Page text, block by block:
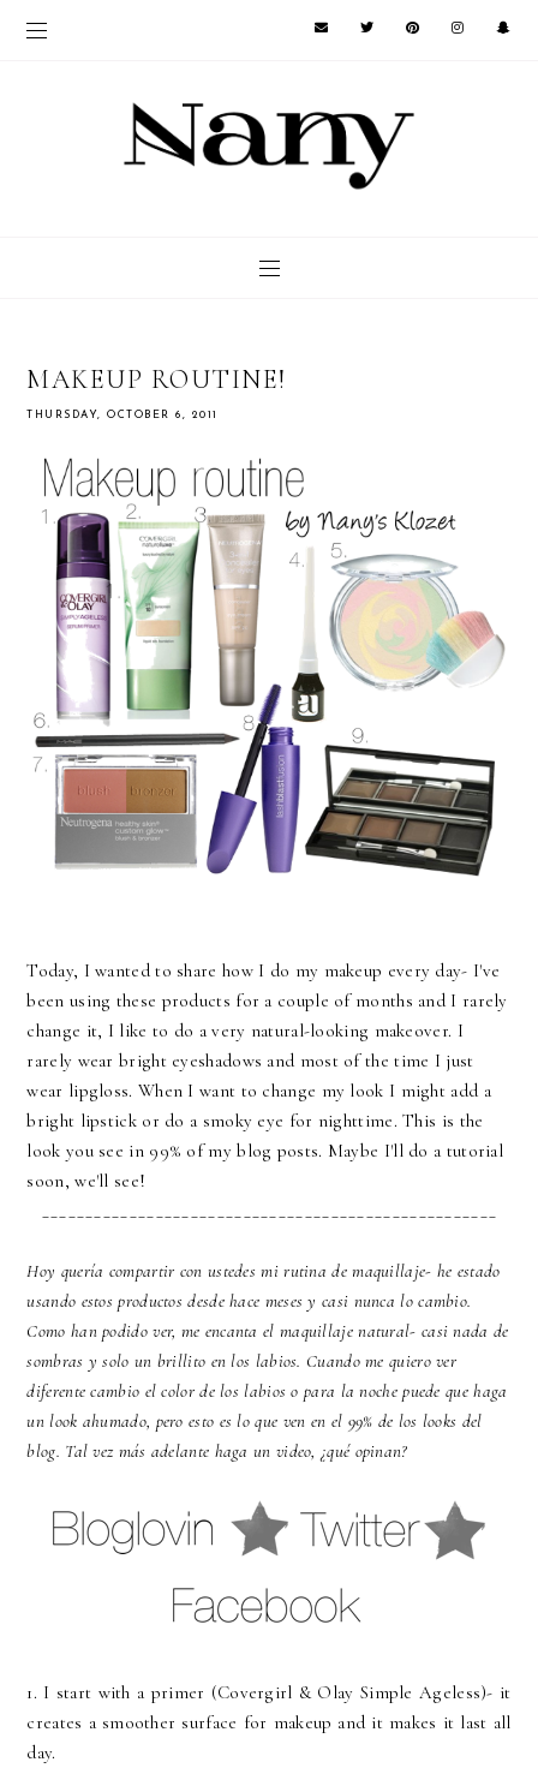
MAKEUP ROUTINE!
THURSDAY, OCTOBER 6, 2011
Today, I wanted to share how I do my makeup every day- I've
been using these products for a couple of months and I rarely
change it, I like to do a very natural-looking makeover. I
rarely wear bright eyeshadows and most of the time I just
wear lipgloss. When I want to change my look I might add a
bright lipstick or do a smoky eye for nighttime. This is the
look you see in 99% of my blog posts. Maybe I'll do a tutorial
soon, we'll see!
Hoy quería compartir con ustedes mi rutina de maquillaje- he estado
usando estos productos desde hace meses y casi nunca lo cambio.
Como han podido ver, me encanta el maquillaje natural- casi nada de
sombras y solo un brillito en los labios. Cuando me quiero ver
diferente cambio el color de los labios o para la noche puede que haga
un look ahumado, pero esto es lo que ven en el 99% de los looks del
blog. Tal vez más adelante haga un video, ¿qué opinan?
1. I start with a primer (Covergirl & Olay Simple Ageless)- it
creates a smoother surface for makeup and it makes it last all
day.